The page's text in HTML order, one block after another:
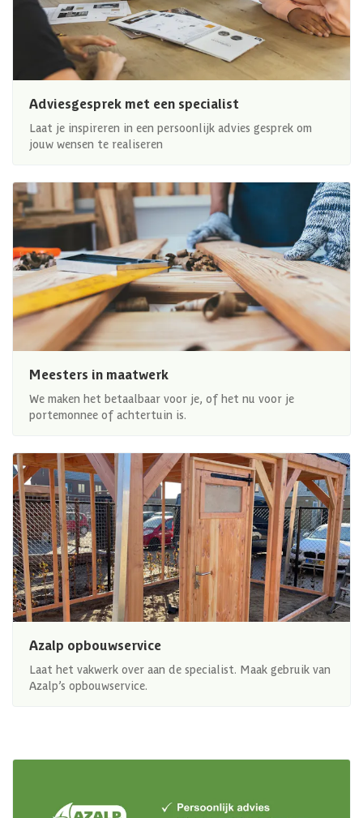
Adviesgesprek met een specialist
Laat je inspireren in een persoonlijk advies gesprek om
jouw wensen te realiseren
Meesters in maatwerk
We maken het betaalbaar voor je, of het nu voor je
portemonnee of achtertuin is.
Azalp opbouwservice
Laat het vakwerk over aan de specialist. Maak gebruik van
Azalp’s opbouwservice.